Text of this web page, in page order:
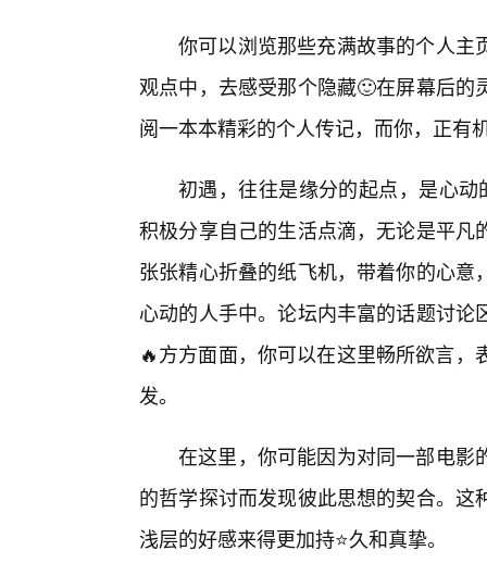
你可以浏览那些充满故事的个人主
观点中，去感受那个隐藏🙂在屏幕后
阅一本本精彩的个人传记，而你，正有
初遇，往往是缘分的起点，是心
积极分享自己的生活点滴，无论是平
张张精心折叠的纸飞机，带着你的心
心动的人手中。论坛内丰富的话题讨
🔥方方面面，你可以在这里畅所欲言
发。
在这里，你可能因为对同一部电影
的哲学探讨而发现彼此思想的契合。
浅层的好感来得更加持⭐久和真挚。